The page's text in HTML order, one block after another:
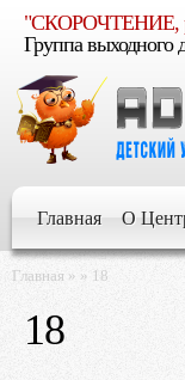
"СКОРОЧТЕНИЕ,
Группа выходного
Главная О
Главная » » 18
18